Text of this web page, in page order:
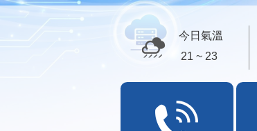
今日氣溫
21 ~ 23